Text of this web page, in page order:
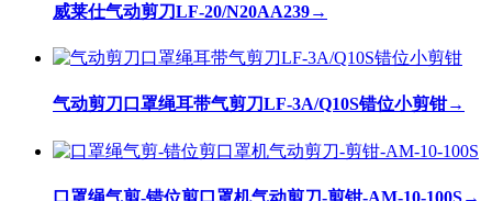
威莱仕气动剪刀LF-20/N20AA239→
气动剪刀口罩绳耳带气剪刀LF-3A/Q10S错位小剪钳→
口罩绳气剪-错位剪口罩机气动剪刀-剪钳-AM-10-100S→